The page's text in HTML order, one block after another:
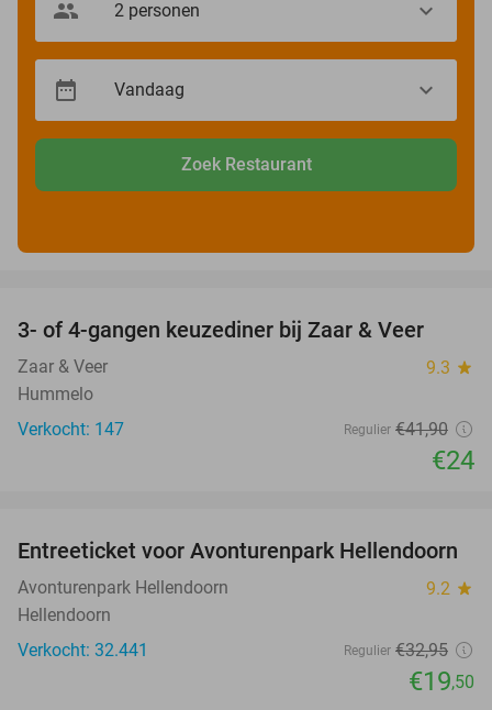
Zoek Restaurant
3- of 4-gangen keuzediner bij Zaar & Veer
Zaar & Veer 9.3 star
Hummelo
Verkocht: 147
Regulier €41,90
€24
41%
Entreeticket voor Avonturenpark Hellendoorn
Avonturenpark Hellendoorn 9.2 star
Hellendoorn
Verkocht: 32.441
Regulier €32,95
€19,50